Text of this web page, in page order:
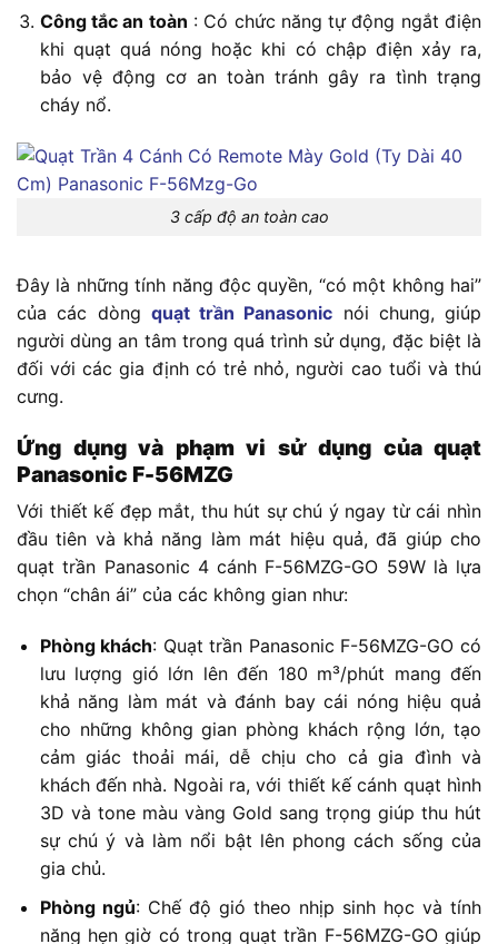
Công tắc an toàn : Có chức năng tự động ngắt điện
khi quạt quá nóng hoặc khi có chập điện xảy ra,
bảo vệ động cơ an toàn tránh gây ra tình trạng
cháy nổ.
3 cấp độ an toàn cao
Đây là những tính năng độc quyền, “có một không hai”
của các dòng quạt trần Panasonic nói chung, giúp
người dùng an tâm trong quá trình sử dụng, đặc biệt là
đối với các gia định có trẻ nhỏ, người cao tuổi và thú
cưng.
Ứng dụng và phạm vi sử dụng của quạt
Panasonic F-56MZG
Với thiết kế đẹp mắt, thu hút sự chú ý ngay từ cái nhìn
đầu tiên và khả năng làm mát hiệu quả, đã giúp cho
quạt trần Panasonic 4 cánh F-56MZG-GO 59W là lựa
chọn “chân ái” của các không gian như:
Phòng khách: Quạt trần Panasonic F-56MZG-GO có
lưu lượng gió lớn lên đến 180 m³/phút mang đến
khả năng làm mát và đánh bay cái nóng hiệu quả
cho những không gian phòng khách rộng lớn, tạo
cảm giác thoải mái, dễ chịu cho cả gia đình và
khách đến nhà. Ngoài ra, với thiết kế cánh quạt hình
3D và tone màu vàng Gold sang trọng giúp thu hút
sự chú ý và làm nổi bật lên phong cách sống của
gia chủ.
Phòng ngủ: Chế độ gió theo nhịp sinh học và tính
năng hẹn giờ có trong quạt trần F-56MZG-GO giúp